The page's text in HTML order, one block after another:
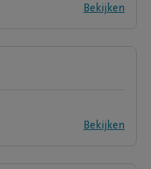
Bekijken
Bekijken